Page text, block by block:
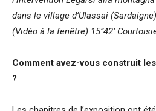
dans le village d’Ulassai
(Vidéo à la fenêtre) 15”42’
Comment avez-vous construit
?